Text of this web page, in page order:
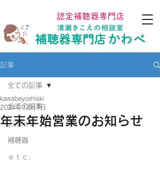
認定補聴器専門店
記事
全ての記事
お知らせ
補聴器
ｅｔｃ．
全ての記事
年末年始営業のお知らせ
kawabeyoshiaki
2024年12月7日